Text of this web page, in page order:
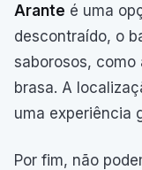
Arante é uma
descontraído, o
saborosos, como
brasa. A
uma experiência
Por fim, não